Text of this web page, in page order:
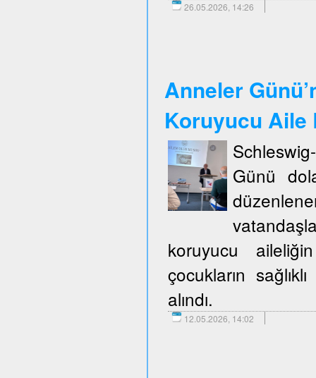
26.05.2026, 14:26
Anneler
Koruyucu Aile
Günü
koruyucu
çocukların
alındı.
12.05.2026, 14:02